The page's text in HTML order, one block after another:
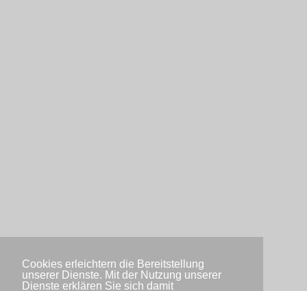
Cookies erleichtern die Bereitstellung
unserer Dienste. Mit der Nutzung unserer
Dienste erklären Sie sich damit